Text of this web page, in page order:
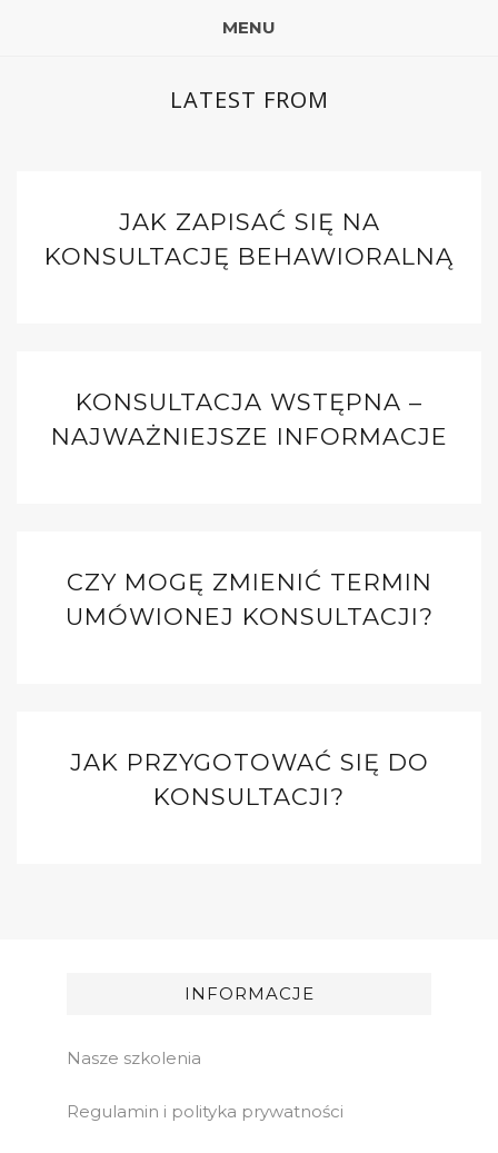
MENU
LATEST FROM
JAK ZAPISAĆ SIĘ NA
KONSULTACJĘ BEHAWIORALNĄ
KONSULTACJA WSTĘPNA –
NAJWAŻNIEJSZE INFORMACJE
CZY MOGĘ ZMIENIĆ TERMIN
UMÓWIONEJ KONSULTACJI?
JAK PRZYGOTOWAĆ SIĘ DO
KONSULTACJI?
INFORMACJE
Nasze szkolenia
Regulamin i polityka prywatności